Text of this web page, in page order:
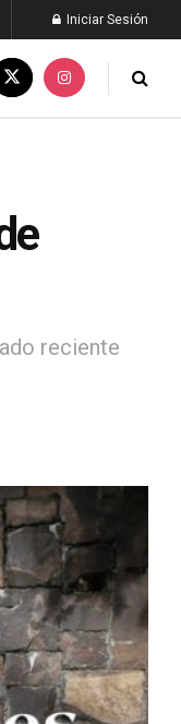
Iniciar Sesión
reciente